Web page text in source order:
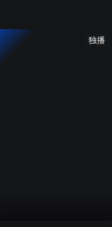
独播